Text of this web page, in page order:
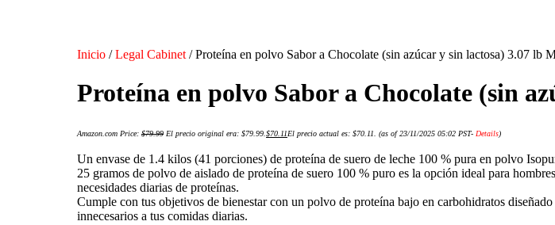
Inicio /Legal Cabinet / Proteína en polvo Sabor a Chocolate (sin azúcar y sin lactosa) 3.07 lb
Proteína en polvo Sabor a Chocolate (sin
Amazon.com Price: $79.99 El precio original era: $79.99. $70.11El precio actual es: $70.11. (as of 23/11/2025 05:02 PST- Details)
Un envase de 1.4 kilos (41 porciones) de proteína de suero de leche 100 % pura en polvo
25 gramos de polvo de aislado de proteína de suero 100 % puro es la opción ideal para
necesidades diarias de proteínas.
Cumple con tus objetivos de bienestar con un polvo de proteína bajo en carbohidratos
innecesarios a tus comidas diarias.